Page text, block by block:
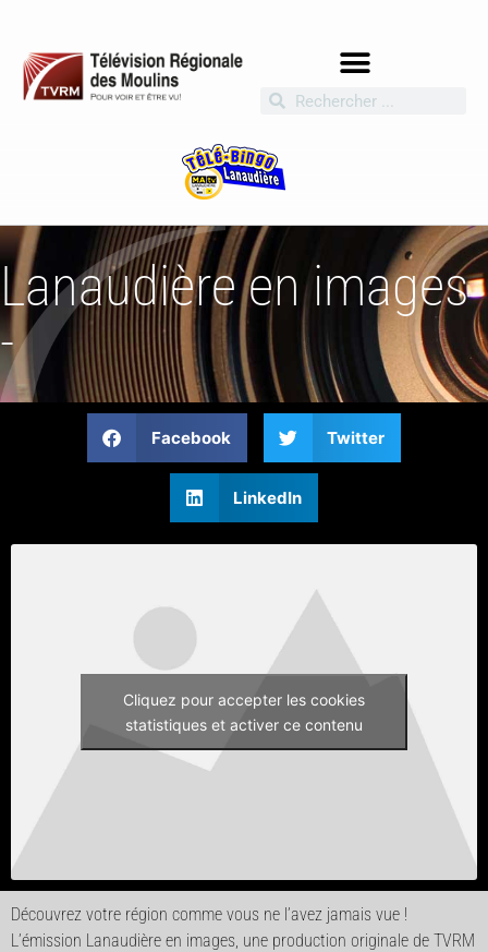
Lanaudière en images
-
Facebook Twitter
LinkedIn
Cliquez pour accepter les cookies
statistiques et activer ce contenu
Découvrez votre région comme vous ne l’avez jamais vue !
L’émission Lanaudière en images, une production originale de TVRM